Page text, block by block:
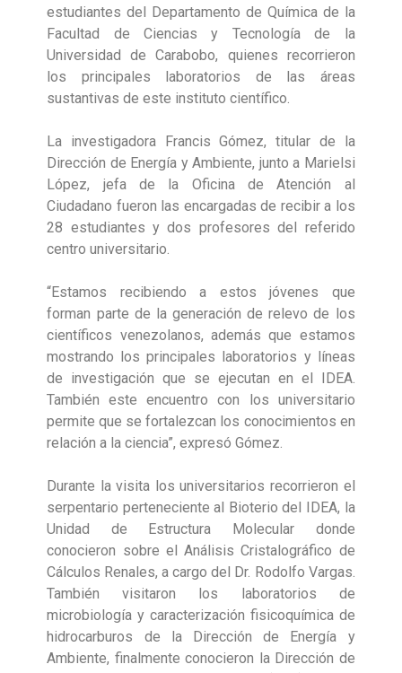
estudiantes del Departamento de Química de la
Facultad de Ciencias y Tecnología de la
Universidad de Carabobo, quienes recorrieron
los principales laboratorios de las áreas
sustantivas de este instituto científico.
La investigadora Francis Gómez, titular de la
Dirección de Energía y Ambiente, junto a Marielsi
López, jefa de la Oficina de Atención al
Ciudadano fueron las encargadas de recibir a los
28 estudiantes y dos profesores del referido
centro universitario.
“Estamos recibiendo a estos jóvenes que
forman parte de la generación de relevo de los
científicos venezolanos, además que estamos
mostrando los principales laboratorios y líneas
de investigación que se ejecutan en el IDEA.
También este encuentro con los universitario
permite que se fortalezcan los conocimientos en
relación a la ciencia”, expresó Gómez.
Durante la visita los universitarios recorrieron el
serpentario perteneciente al Bioterio del IDEA, la
Unidad de Estructura Molecular donde
conocieron sobre el Análisis Cristalográfico de
Cálculos Renales, a cargo del Dr. Rodolfo Vargas.
También visitaron los laboratorios de
microbiología y caracterización fisicoquímica de
hidrocarburos de la Dirección de Energía y
Ambiente, finalmente conocieron la Dirección de